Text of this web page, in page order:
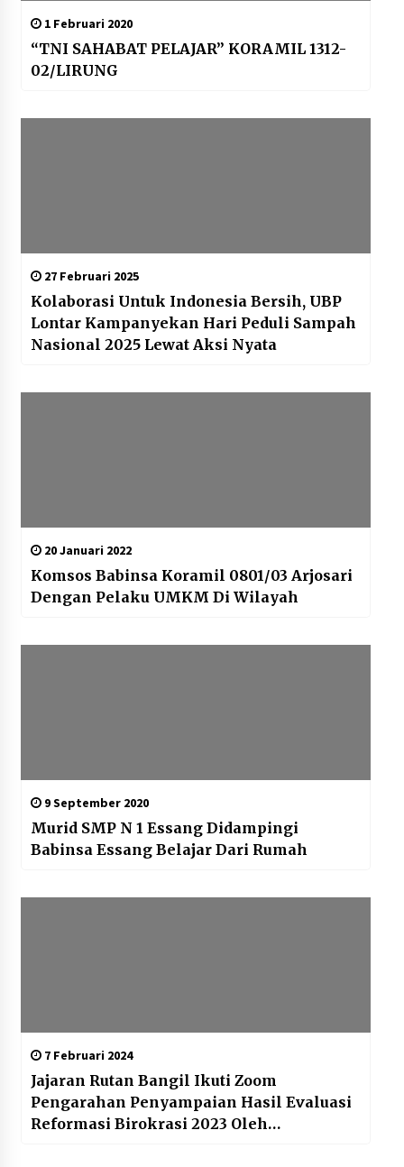
1 Februari 2020
“TNI SAHABAT PELAJAR” KORAMIL 1312-
02/LIRUNG
27 Februari 2025
Kolaborasi Untuk Indonesia Bersih, UBP
Lontar Kampanyekan Hari Peduli Sampah
Nasional 2025 Lewat Aksi Nyata
20 Januari 2022
Komsos Babinsa Koramil 0801/03 Arjosari
Dengan Pelaku UMKM Di Wilayah
9 September 2020
Murid SMP N 1 Essang Didampingi
Babinsa Essang Belajar Dari Rumah
7 Februari 2024
Jajaran Rutan Bangil Ikuti Zoom
Pengarahan Penyampaian Hasil Evaluasi
Reformasi Birokrasi 2023 Oleh